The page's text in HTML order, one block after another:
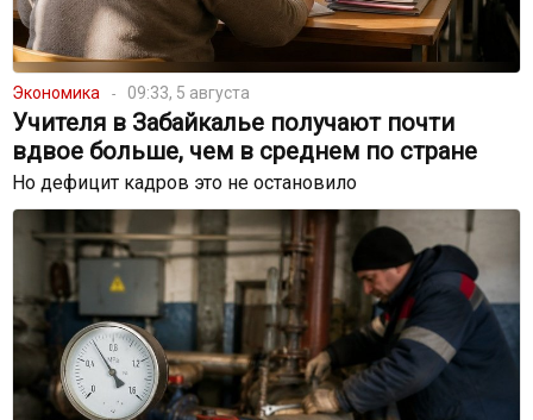
Экономика 09:33, 5 августа
Учителя в Забайкалье получают почти
вдвое больше, чем в среднем по стране
Но дефицит кадров это не остановило